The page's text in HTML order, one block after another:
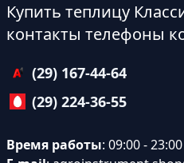
Купить теплицу
контакты телефоны
(29) 167-44-64
(29) 224-36-55
Время работы: 09:00 - 23:00